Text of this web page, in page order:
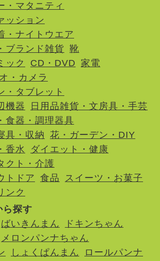
・マタニティ
ッション
・ナイトウエア
ブランド雑貨 靴
ック
CD・DVD
家電
・カメラ
・タブレット
機器
日用品雑貨・文房具・手芸
食器・調理器具
具・収納
花・ガーデン・DIY
香水
ダイエット・健康
クト・介護
トドア 食品
スイーツ・お菓子
ンク
ら探す
ばいきんまん
ドキンちゃん
メロンパンナちゃん
しょくぱんまん
ロールパンナ